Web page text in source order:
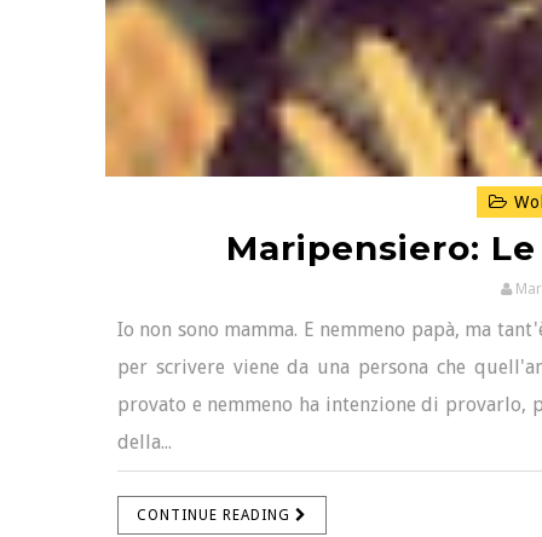
Maripensiero:
Io non sono mamma. E nemmeno papà, ma
per scrivere viene da una persona che
provato e nemmeno ha intenzione di
della...
CONTINUE READING